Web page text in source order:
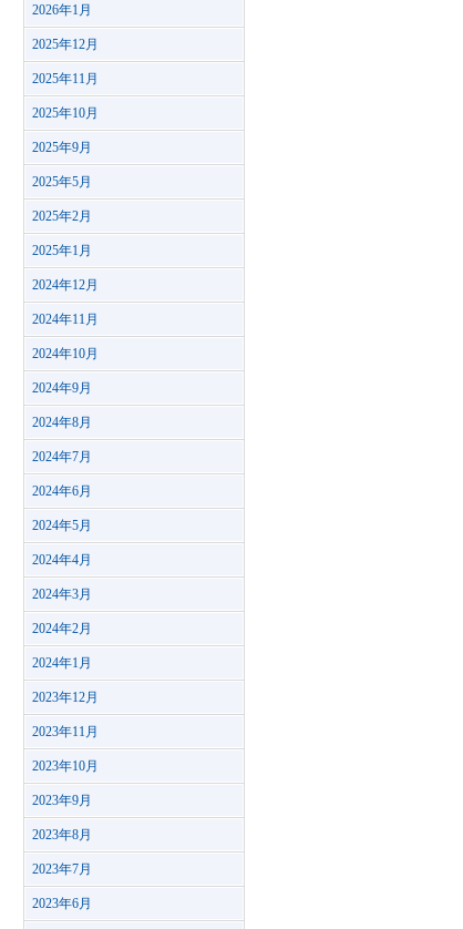
2026年1月
2025年12月
2025年11月
2025年10月
2025年9月
2025年5月
2025年2月
2025年1月
2024年12月
2024年11月
2024年10月
2024年9月
2024年8月
2024年7月
2024年6月
2024年5月
2024年4月
2024年3月
2024年2月
2024年1月
2023年12月
2023年11月
2023年10月
2023年9月
2023年8月
2023年7月
2023年6月